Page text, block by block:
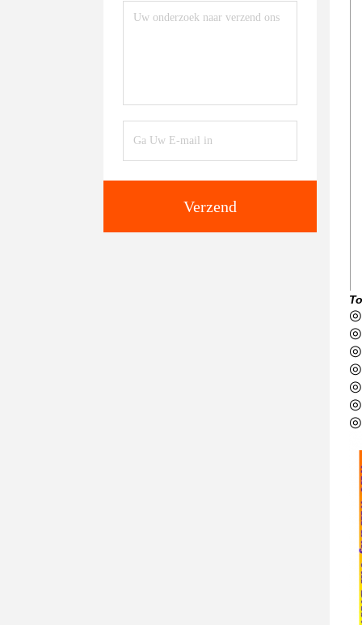
Verzend
◎
◎
◎
◎
◎
◎
◎